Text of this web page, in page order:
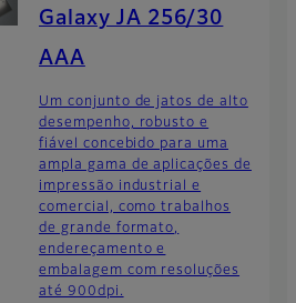
Galaxy JA 256/30
AAA
Um conjunto de jatos de alto
desempenho, robusto e
fiável concebido para uma
ampla gama de aplicações de
impressão industrial e
comercial, como trabalhos
de grande formato,
endereçamento e
embalagem com resoluções
até 900dpi.